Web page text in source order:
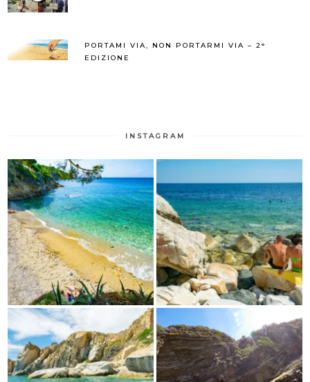
PORTAMI VIA, NON PORTARMI VIA – 2°
EDIZIONE
INSTAGRAM